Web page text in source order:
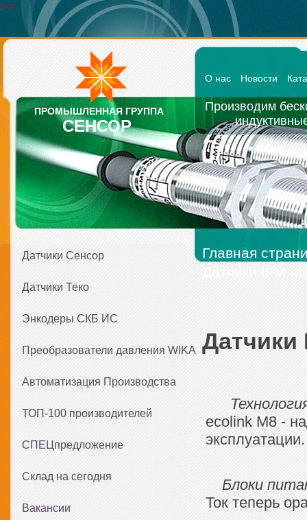
ПРОМЫШЛЕННАЯ ГРУППА
СЕНСОР
О нас Новости
Производим
Датчики Сенсор
Датчики Теко
Энкодеры СКБ ИС
Преобразователи давления WIKA
Автоматизация Производства
ТОП-100 производителей
СПЕЦпредложение
Склад на сегодня
Вакансии
Главная
Датчики
ecolink M8 -
эксплуатации.
Блоки
Ток теперь
test